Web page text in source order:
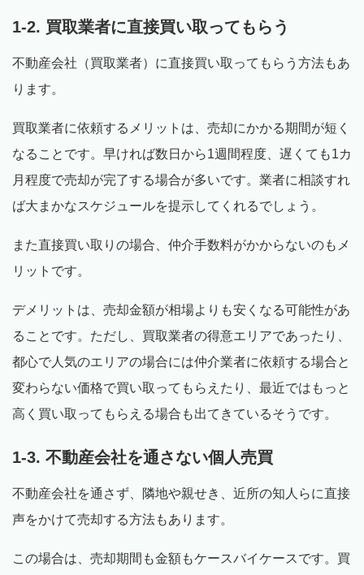
1-2. 買取業者に直接買い取ってもらう
不動産会社（買取業者）に直接買い取ってもらう方法もあ
ります。
買取業者に依頼するメリットは、売却にかかる期間が短く
なることです。早ければ数日から1週間程度、遅くても1カ
月程度で売却が完了する場合が多いです。業者に相談すれ
ば大まかなスケジュールを提示してくれるでしょう。
また直接買い取りの場合、仲介手数料がかからないのもメ
リットです。
デメリットは、売却金額が相場よりも安くなる可能性があ
ることです。ただし、買取業者の得意エリアであったり、
都心で人気のエリアの場合には仲介業者に依頼する場合と
変わらない価格で買い取ってもらえたり、最近ではもっと
高く買い取ってもらえる場合も出てきているそうです。
1-3. 不動産会社を通さない個人売買
不動産会社を通さず、隣地や親せき、近所の知人らに直接
声をかけて売却する方法もあります。
この場合は、売却期間も金額もケースバイケースです。買